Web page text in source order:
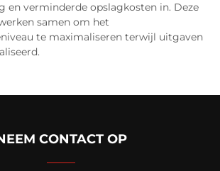
en verminderde opslagkosten in. Deze
samen om het
te maximaliseren terwijl uitgaven
CONTACT OP